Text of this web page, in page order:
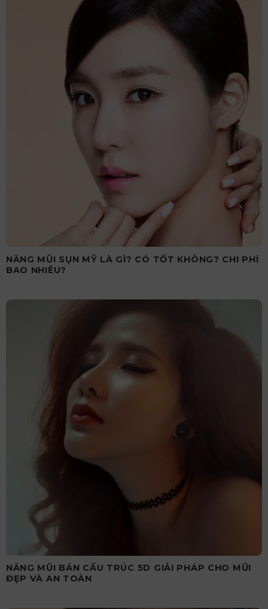
NÂNG MŨI SỤN MỸ LÀ GÌ? CÓ TỐT KHÔNG? CHI PHÍ
BAO NHIÊU?
NÂNG MŨI BÁN CẤU TRÚC 5D GIẢI PHÁP CHO MŨI
ĐẸP VÀ AN TOÀN